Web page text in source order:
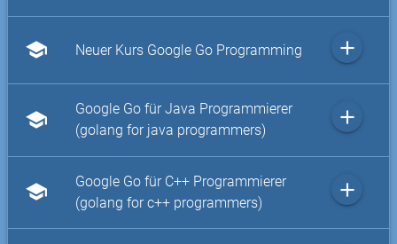
school Neuer Kurs Google Go Programming add
school
Google Go für Java Programmierer
(golang for java programmers)
add
school
Google Go für C++ Programmierer
(golang for c++ programmers)
add